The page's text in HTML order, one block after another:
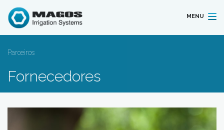
MENU
Parceiros
Fornecedores